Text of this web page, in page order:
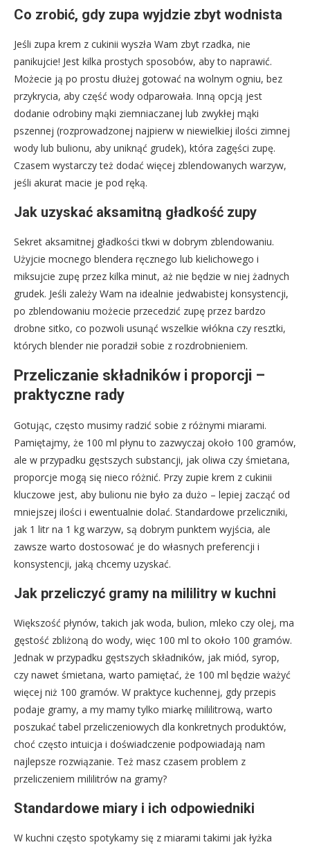
Co zrobić, gdy zupa wyjdzie zbyt wodnista
Jeśli zupa krem z cukinii wyszła Wam zbyt rzadka, nie
panikujcie! Jest kilka prostych sposobów, aby to naprawić.
Możecie ją po prostu dłużej gotować na wolnym ogniu, bez
przykrycia, aby część wody odparowała. Inną opcją jest
dodanie odrobiny mąki ziemniaczanej lub zwykłej mąki
pszennej (rozprowadzonej najpierw w niewielkiej ilości zimnej
wody lub bulionu, aby uniknąć grudek), która zagęści zupę.
Czasem wystarczy też dodać więcej zblendowanych warzyw,
jeśli akurat macie je pod ręką.
Jak uzyskać aksamitną gładkość zupy
Sekret aksamitnej gładkości tkwi w dobrym zblendowaniu.
Użyjcie mocnego blendera ręcznego lub kielichowego i
miksujcie zupę przez kilka minut, aż nie będzie w niej żadnych
grudek. Jeśli zależy Wam na idealnie jedwabistej konsystencji,
po zblendowaniu możecie przecedzić zupę przez bardzo
drobne sitko, co pozwoli usunąć wszelkie włókna czy resztki,
których blender nie poradził sobie z rozdrobnieniem.
Przeliczanie składników i proporcji –
praktyczne rady
Gotując, często musimy radzić sobie z różnymi miarami.
Pamiętajmy, że 100 ml płynu to zazwyczaj około 100 gramów,
ale w przypadku gęstszych substancji, jak oliwa czy śmietana,
proporcje mogą się nieco różnić. Przy zupie krem z cukinii
kluczowe jest, aby bulionu nie było za dużo – lepiej zacząć od
mniejszej ilości i ewentualnie dolać. Standardowe przeliczniki,
jak 1 litr na 1 kg warzyw, są dobrym punktem wyjścia, ale
zawsze warto dostosować je do własnych preferencji i
konsystencji, jaką chcemy uzyskać.
Jak przeliczyć gramy na mililitry w kuchni
Większość płynów, takich jak woda, bulion, mleko czy olej, ma
gęstość zbliżoną do wody, więc 100 ml to około 100 gramów.
Jednak w przypadku gęstszych składników, jak miód, syrop,
czy nawet śmietana, warto pamiętać, że 100 ml będzie ważyć
więcej niż 100 gramów. W praktyce kuchennej, gdy przepis
podaje gramy, a my mamy tylko miarkę mililitrową, warto
poszukać tabel przeliczeniowych dla konkretnych produktów,
choć często intuicja i doświadczenie podpowiadają nam
najlepsze rozwiązanie. Też masz czasem problem z
przeliczeniem mililitrów na gramy?
Standardowe miary i ich odpowiedniki
W kuchni często spotykamy się z miarami takimi jak łyżka